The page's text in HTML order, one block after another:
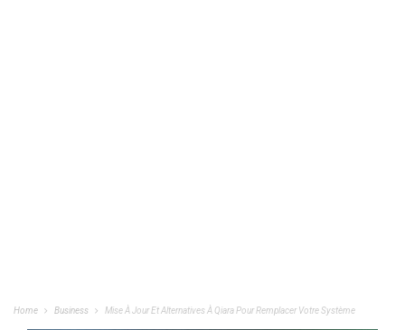
Home Business Mise À Jour Et Alternatives À Qiara Pour Remplacer Votre Système